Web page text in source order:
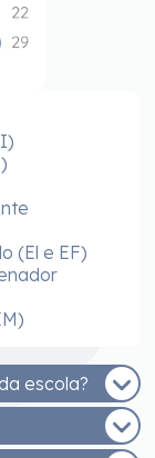
(El e EF)
escola?